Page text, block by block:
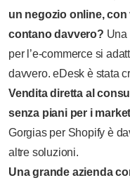
un negozio online,
contano davvero? Una
per l’e-commerce si
davvero. eDesk è stata
Vendita diretta al
senza piani per i
Gorgias per Shopify è
altre soluzioni.
Una grande azienda